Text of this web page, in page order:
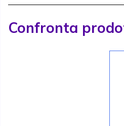
Confronta